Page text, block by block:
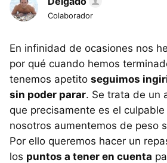
Colaborador
En infinidad de ocasiones nos
por qué cuando hemos
tenemos apetito seguimos
sin poder parar. Se trata de un
que precisamente es el
nosotros aumentemos de peso
Por ello queremos hacer un
los puntos a tener en cuenta